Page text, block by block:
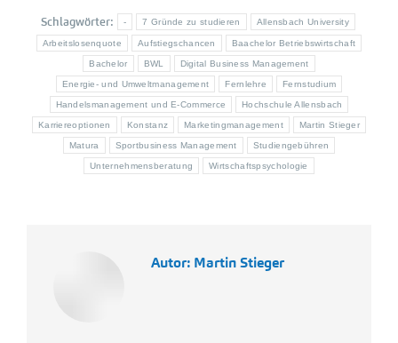
Schlagwörter: - 7 Gründe zu studieren Allensbach University
Arbeitslosenquote Aufstiegschancen Baachelor Betriebswirtschaft
Bachelor BWL Digital Business Management
Energie- und Umweltmanagement Fernlehre Fernstudium
Handelsmanagement und E-Commerce Hochschule Allensbach
Karriereoptionen Konstanz Marketingmanagement Martin Stieger
Matura Sportbusiness Management Studiengebühren
Unternehmensberatung Wirtschaftspsychologie
Autor: Martin Stieger